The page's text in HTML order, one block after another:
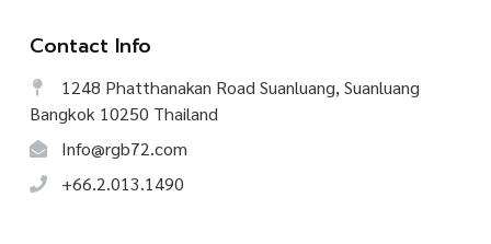
Contact Info
1248 Phatthanakan Road Suanluang, Suanluang
Bangkok 10250 Thailand
Info@rgb72.com
+66.2.013.1490